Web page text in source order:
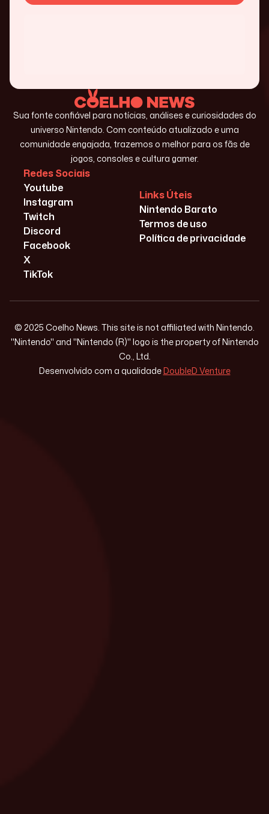
Sua fonte confiável para notícias, análises e curiosidades do
universo Nintendo. Com conteúdo atualizado e uma
comunidade engajada, trazemos o melhor para os fãs de
jogos, consoles e cultura gamer.
Redes Sociais
Youtube
Instagram
Twitch
Discord
Facebook
X
TikTok
Links Úteis
Nintendo Barato
Termos de uso
Política de privacidade
© 2025 Coelho News. This site is not affiliated with Nintendo.
"Nintendo" and "Nintendo (R)" logo is the property of Nintendo
Co., Ltd.
Desenvolvido com a qualidadeDoubleD Venture